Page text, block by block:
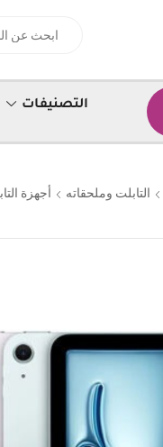
التصنيفات
التابلت وملحقاته أجهزة